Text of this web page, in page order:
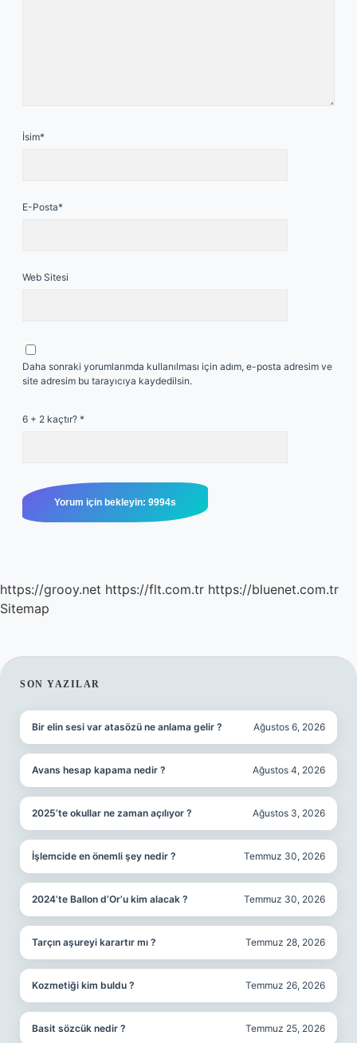
İsim*
E-Posta*
Web Sitesi
Daha sonraki yorumlarımda kullanılması için adım, e-posta adresim ve
site adresim bu tarayıcıya kaydedilsin.
6 + 2 kaçtır? *
https://grooy.net https://flt.com.tr https://bluenet.com.tr
Sitemap
SIDEBAR
SON YAZILAR
Bir elin sesi var atasözü ne anlama gelir ? Ağustos 6, 2026
Avans hesap kapama nedir ? Ağustos 4, 2026
2025’te okullar ne zaman açılıyor ? Ağustos 3, 2026
İşlemcide en önemli şey nedir ? Temmuz 30, 2026
2024’te Ballon d’Or’u kim alacak ? Temmuz 30, 2026
Tarçın aşureyi karartır mı ? Temmuz 28, 2026
Kozmetiği kim buldu ? Temmuz 26, 2026
Basit sözcük nedir ? Temmuz 25, 2026